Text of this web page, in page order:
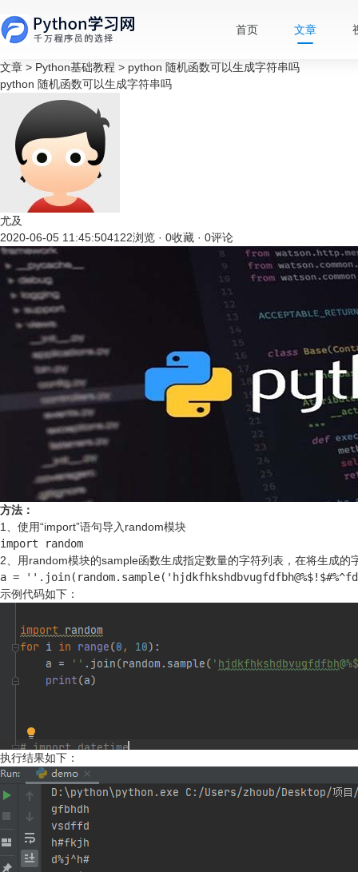
首页 文章
文章 > Python基础教程 > python 随机函数可以生成字符串吗
python 随机函数可以生成字符串吗
尤及
2020-06-05 11:45:504122浏览 · 0收藏 · 0评论
方法：
1、使用“import”语句导入random模块
import random
2、用random模块的sample函数生成指定数量的字符列表，在将生成的
a =
示例代码如下：
执行结果如下：